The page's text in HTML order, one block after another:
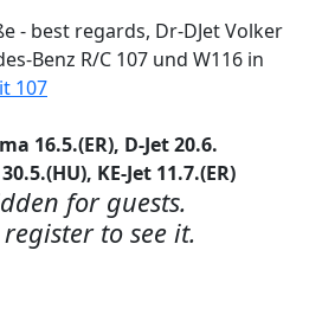
- best regards, Dr-DJet Volker
Benz R/C 107 und W116 in
107
16.5.(ER), D-Jet 20.6.
KE-Jet 11.7.(ER)
for guests.
to see it.